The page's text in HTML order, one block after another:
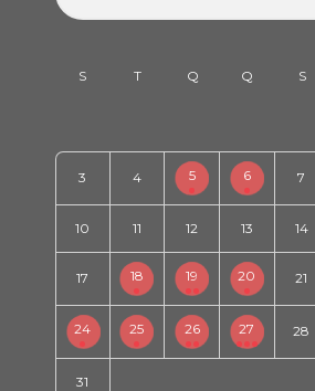
3 4 5 6 7
10 11 12 13 14
17 18 19 20 21
24 25 26 27 28
31